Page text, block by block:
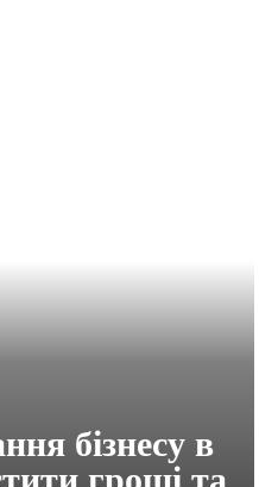
бізнесу в